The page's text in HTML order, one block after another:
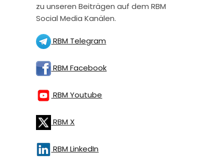
zu unseren Beiträgen auf dem RBM
Social Media Kanälen.
RBM Telegram
RBM Facebook
RBM Youtube
RBM X
RBM LinkedIn